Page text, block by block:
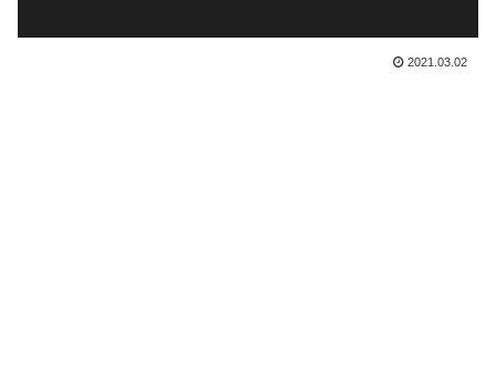
2021.03.02